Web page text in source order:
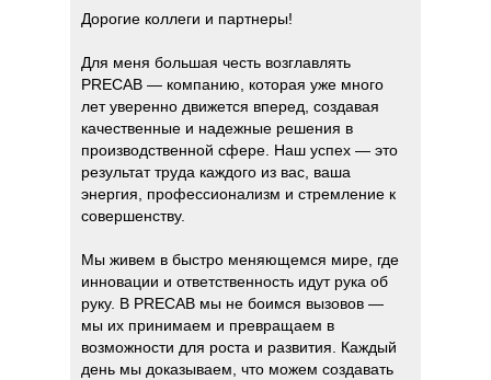
Дорогие коллеги и партнеры!
Для меня большая честь возглавлять
PRECAB — компанию, которая уже много
лет уверенно движется вперед, создавая
качественные и надежные решения в
производственной сфере. Наш успех — это
результат труда каждого из вас, ваша
энергия, профессионализм и стремление к
совершенству.
Мы живем в быстро меняющемся мире, где
инновации и ответственность идут рука об
руку. В PRECAB мы не боимся вызовов —
мы их принимаем и превращаем в
возможности для роста и развития. Каждый
день мы доказываем, что можем создавать